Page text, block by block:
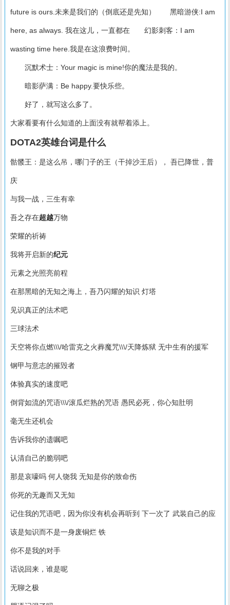
future is ours.未来是我们的（倒底还是先知） 黑暗游侠:I am
here, as always. 我在这儿，一直都在 幻影刺客：I am
wasting time here.我是在这浪费时间。
沉默术士：Your magic is mine!你的魔法是我的。
暗影萨满：Be happy.要快乐些。
好了，就写这么多了。
大家看要有什么知道的上面没有就帮着添上。
DOTA2英雄台词是什么
骷髅王：是这么吊，哪门子的王（干掉沙王后）， 吾已降世，普
庆
与我一战，三生有幸
吾之存在超越万物
荣耀的祈祷
我将开启新的纪元
元素之光照亮前程
在那黑暗的无知之海上，吾乃闪耀的知识 灯塔
见识真正的法术吧
三球法术
天空将你点燃\\\/哈雷克之火葬魔咒\\\/天降炼狱 无中生有的援军
钢甲与意志的摧毁者
体验真实的速度吧
倒背如流的咒语\\\/滚瓜烂熟的咒语 愚民必死，你心知肚明
毫无生还机会
告诉我你的遗嘱吧
认清自己的脆弱吧
那是哀嚎吗 何人饶我 无知是你的致命伤
你死的无趣而又无知
记住我的咒语吧，因为你没有机会再听到 下一次了 武装自己的应
该是知识而不是一身废铜烂 铁
你不是我的对手
话说回来，谁是呢
无聊之极